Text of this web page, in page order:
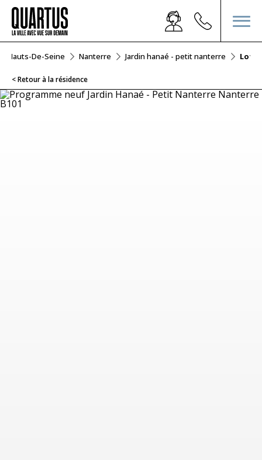
Hauts-De-Seine Nanterre Jardin hanaé - petit nanterre Lot
< Retour à la résidence